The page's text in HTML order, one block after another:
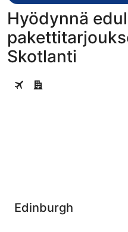
Hyödynnä
Skotlanti
Edinburgh
Edinburgh